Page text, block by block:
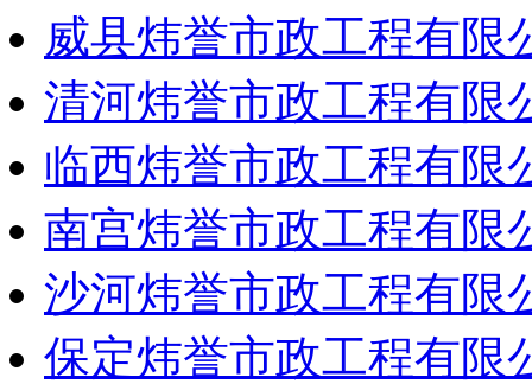
威县炜誉市政工程有限
清河炜誉市政工程有限
临西炜誉市政工程有限
南宫炜誉市政工程有限
沙河炜誉市政工程有限
保定炜誉市政工程有限